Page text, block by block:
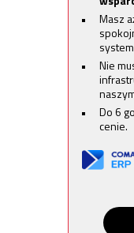
Masz
Nie
Do 6
cenie.